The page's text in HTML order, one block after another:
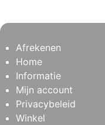
Afrekenen
Home
Informatie
Mijn account
Privacybeleid
Winkel